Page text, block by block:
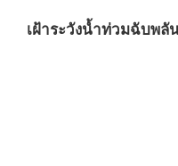
เฝ้าระวังน้ำท่วมฉับพลั